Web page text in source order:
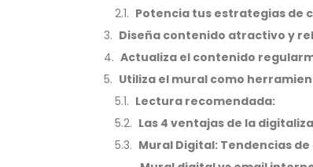
Potencia tus estrategias de
Diseña contenido atractivo y
Actualiza el contenido
Utiliza el mural como
Lectura recomendada:
Las 4 ventajas de la
Mural Digital: Tendencias